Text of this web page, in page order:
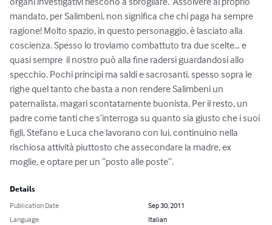
mandato, per Salimbeni, non significa che chi paga ha sempre
ragione! Molto spazio, in questo personaggio, è lasciato alla
coscienza. Spesso lo troviamo combattuto tra due scelte… e
quasi sempre  il nostro può alla fine radersi guardandosi allo
specchio. Pochi principi ma saldi e sacrosanti, spesso sopra le
righe quel tanto che basta a non rendere Salimbeni un
paternalista, magari scontatamente buonista. Per il resto, un
padre come tanti che s’interroga su quanto sia giusto che i suoi
figli, Stefano e Luca che lavorano con lui, continuino nella
rischiosa attività piuttosto che assecondare la madre, ex
moglie, e optare per un “posto alle poste”.
Details
Publication Date
Sep 30, 2011
Language
Italian